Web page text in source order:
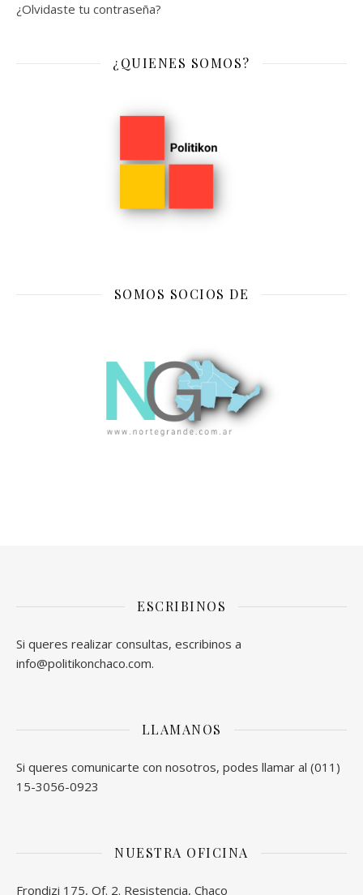
¿Olvidaste tu contraseña?
¿QUIENES SOMOS?
SOMOS SOCIOS DE
ESCRIBINOS
Si queres realizar consultas, escribinos a
info@politikonchaco.com.
LLAMANOS
Si queres comunicarte con nosotros, podes llamar al (011)
15-3056-0923
NUESTRA OFICINA
Frondizi 175, Of. 2. Resistencia, Chaco